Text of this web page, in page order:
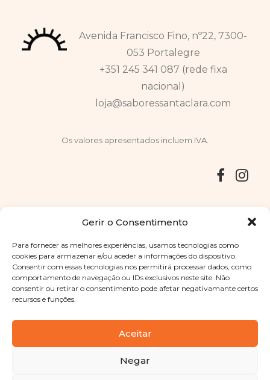
Gerir o Consentimento
Para fornecer as melhores experiências, usamos tecnologias como
cookies para armazenar e/ou aceder a informações do dispositivo.
Consentir com essas tecnologias nos permitirá processar dados, como
comportamento de navegação ou IDs exclusivos neste site. Não
consentir ou retirar o consentimento pode afetar negativamante certos
recursos e funções.
Aceitar
Negar
Avenida Francisco Fino, nº22, 7300-
053 Portalegre
+351 245 341 087 (rede fixa
nacional)
loja@saboressantaclara.com
Os valores apresentados incluem IVA.
Copyright © 2025 Sabores Santa Clara
. Todos os direitos
reservadosPolítica de Privacidade |Termos e condições
Designed byShift Your Branding Agency